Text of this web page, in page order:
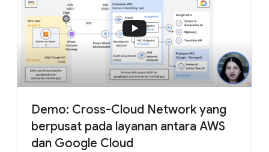
Demo: Cross-Cloud Network yang
berpusat pada layanan antara AWS
dan Google Cloud